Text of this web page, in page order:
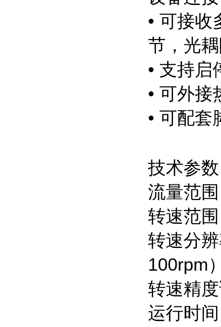
• 可接
节，光
• 支持启
• 可外
• 可配
技术参
流量范
转速范
转速分
100rpm
转速精
运行时